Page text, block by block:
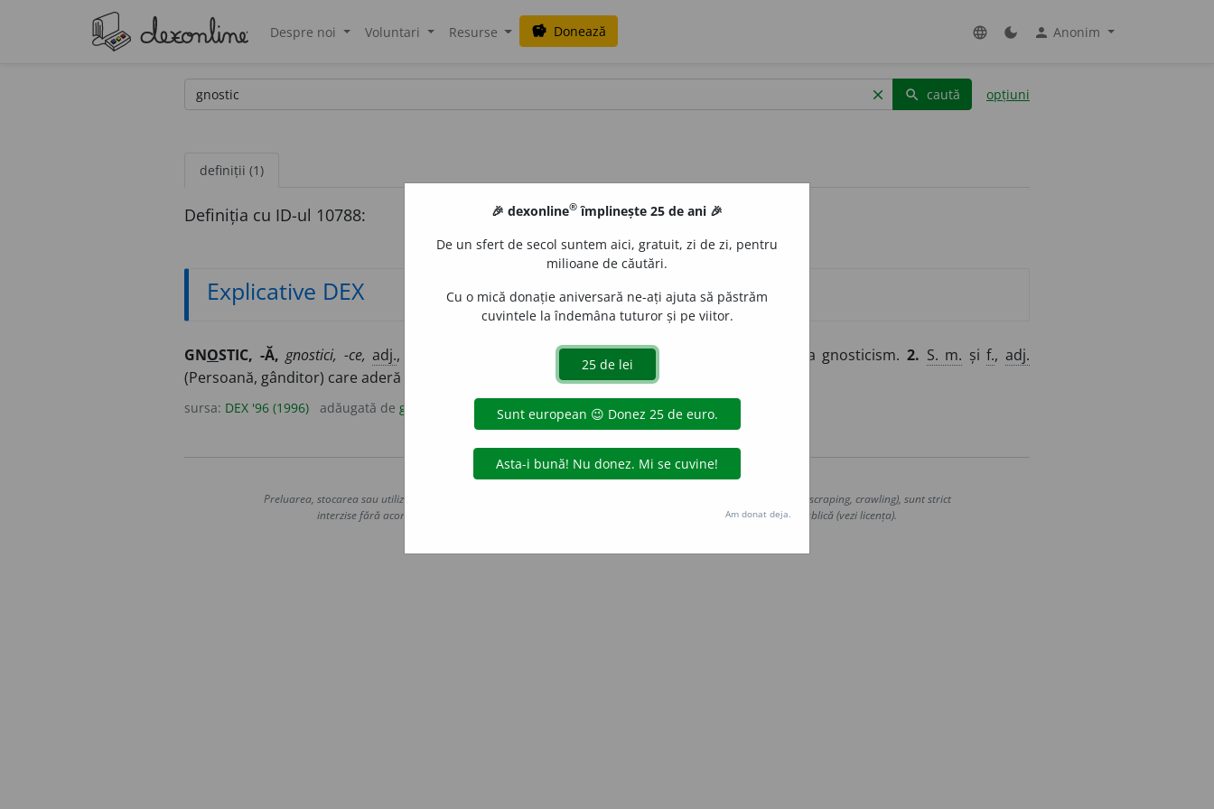
Despre noi Voluntari Resurse savings Donează language dark_mode person Anonim
clear search caută opțiuni
definiții (1)
Definiția cu ID-ul 10788:
Explicative DEX
GNOSTIC, -Ă, gnostici, -ce, adj., Care aparține gnosticismului, privitor la gnosticism.2. S. m. șif.,adj.
(Persoană, gânditor) care aderă la gnosticism, susține gnosticismul. – Din
sursa: DEX '96 (1996) adăugată de gall
Copyright © 2004-2026 dexonline (https://dexonline.ro)
Preluarea, stocarea sau utilizarea datelor de pe acest site, inclusiv prin orice metode de extragere automată (web scraping, crawling), sunt strict
interzise fără acordul nostru prealabil scris, cu excepția seturilor de date oferite oficial spre utilizare publică (vezi licența).
🎉 dexonline® împlinește 25 de ani 🎉
De un sfert de secol suntem aici, gratuit, zi de zi, pentru
milioane de căutări.
Cu o mică donație aniversară ne-ați ajuta să păstrăm
cuvintele la îndemâna tuturor și pe viitor.
Am donat deja.